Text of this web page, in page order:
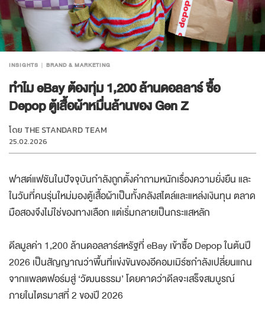
INSIGHTS BRAND & MARKETING
ทำไม eBay ต้องทุ่ม 1,200 ล้านดอลลาร์ ซื้อ
Depop ตู้เสื้อผ้าหมื่นล้านของ Gen Z
โดย THE STANDARD TEAM
25.02.2026
ฟาสต์แฟชันในปัจจุบันกำลังถูกตั้งคำถามหนักเรื่องความยั่งยืน และ
ในวันที่คนรุ่นใหม่มองตู้เสื้อผ้าเป็นทั้งคลังสไตล์และแหล่งเงินทุน ตลาด
มือสองจึงไม่ใช่ของทางเลือก แต่เริ่มกลายเป็นกระแสหลัก
ดีลมูลค่า 1,200 ล้านดอลลาร์สหรัฐที่ eBay เข้าซื้อ Depop ในต้นปี
2026 เป็นสัญญาณว่าพื้นที่แข่งขันของอีคอมเมิร์ซกำลังเปลี่ยนแกน
จากแพลตฟอร์มสู่ ‘วัฒนธรรม’ โดยคาดว่าดีลจะเสร็จสมบูรณ์
ภายในไตรมาสที่ 2 ของปี 2026